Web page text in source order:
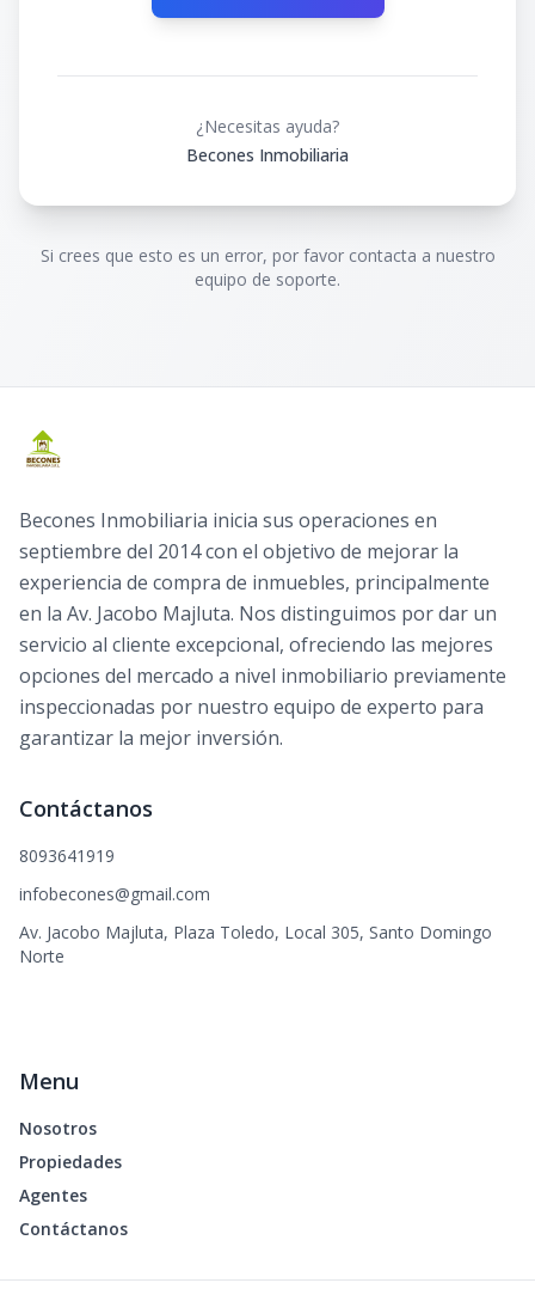
¿Necesitas ayuda?
Becones Inmobiliaria
Si crees que esto es un error, por favor contacta a nuestro
equipo de soporte.
Becones Inmobiliaria inicia sus operaciones en
septiembre del 2014 con el objetivo de mejorar la
experiencia de compra de inmuebles, principalmente
en la Av. Jacobo Majluta. Nos distinguimos por dar un
servicio al cliente excepcional, ofreciendo las mejores
opciones del mercado a nivel inmobiliario previamente
inspeccionadas por nuestro equipo de experto para
garantizar la mejor inversión.
Contáctanos
8093641919
infobecones@gmail.com
Av. Jacobo Majluta, Plaza Toledo, Local 305, Santo Domingo
Norte
Menu
Nosotros
Propiedades
Agentes
Contáctanos